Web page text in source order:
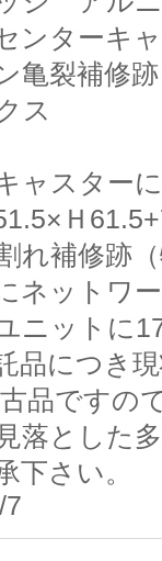
ンターキ
亀裂補修跡
ス
ャスター
Ｈ
れ補修跡
ネットワ
ユニットに
品につき
品ですの
落とした
下さい。
7